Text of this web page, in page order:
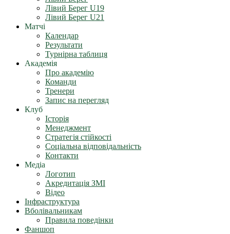
Лівий Берег U19
Лівий Берег U21
Матчі
Календар
Результати
Турнірна таблиця
Академія
Про академію
Команди
Тренери
Запис на перегляд
Клуб
Історія
Менеджмент
Стратегія стійкості
Соціальна відповідальність
Контакти
Медіа
Логотип
Акредитація ЗМІ
Відео
Інфраструктура
Вболівальникам
Правила поведінки
Фаншоп